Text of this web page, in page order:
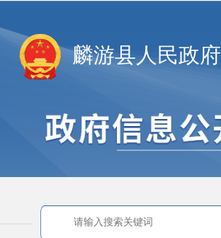
麟游县人民政府